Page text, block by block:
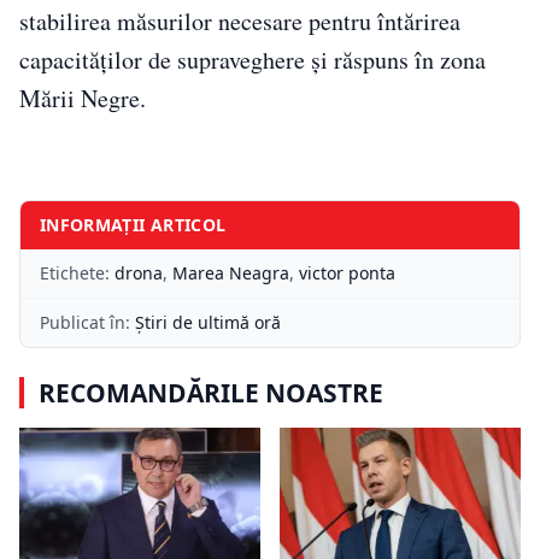
stabilirea măsurilor necesare pentru întărirea
capacităților de supraveghere și răspuns în zona
Mării Negre.
INFORMAȚII ARTICOL
Etichete: drona, Marea Neagra, victor ponta
Publicat în: Știri de ultimă oră
RECOMANDĂRILE NOASTRE